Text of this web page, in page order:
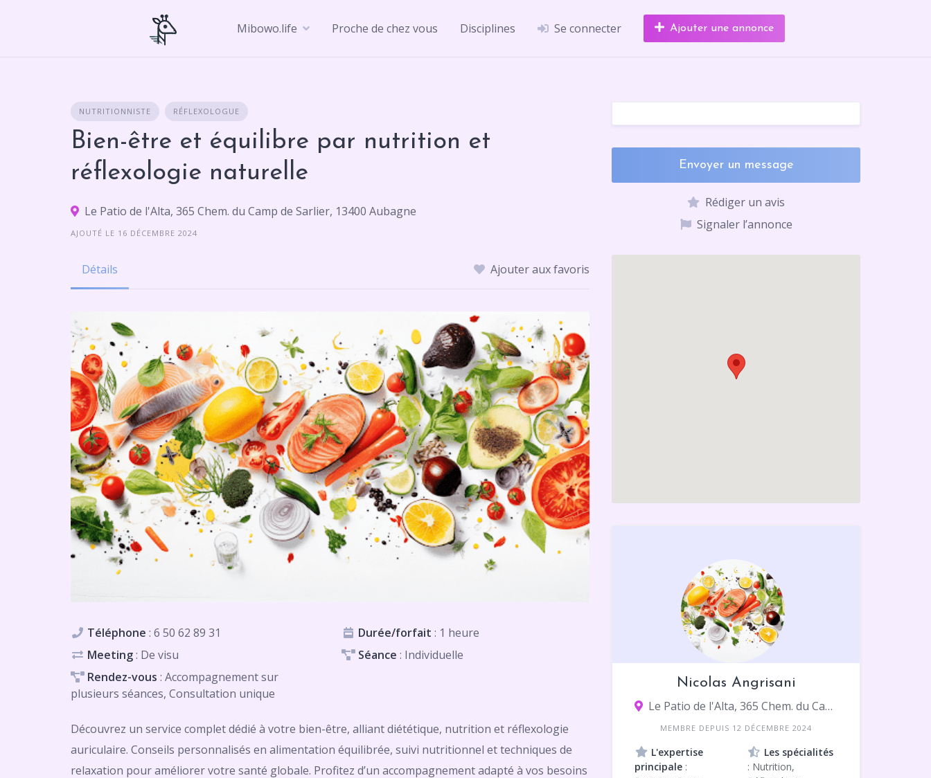
Mibowo.life Proche de chez vous Disciplines Se connecter Ajouter une annonce
NUTRITIONNISTE RÉFLEXOLOGUE
Bien-être et équilibre par nutrition et
réflexologie naturelle
Le Patio de l'Alta, 365 Chem. du Camp de Sarlier, 13400 Aubagne
AJOUTÉ LE 16 DÉCEMBRE 2024
Détails Ajouter aux favoris
Téléphone : 6 50 62 89 31 Durée/forfait : 1 heure
Meeting: De visu Séance : Individuelle
Rendez-vous : Accompagnement sur
plusieurs séances, Consultation unique
Découvrez un service complet dédié à votre bien-être, alliant diététique, nutrition et réflexologie
auriculaire. Conseils personnalisés en alimentation équilibrée, suivi nutritionnel et techniques de
relaxation pour améliorer votre santé globale. Profitez d’un accompagnement adapté à vos besoins
Envoyer un message
Rédiger un avis
Signaler l’annonce
Nicolas Angrisani
Le Patio de l'Alta, 365 Chem. du Camp de Sarlier, 13400 Aubagne
MEMBRE DEPUIS 12 DÉCEMBRE 2024
L'expertise
principale :
Les spécialités
: Nutrition,